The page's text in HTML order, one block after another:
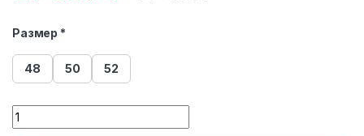
Размер *
48 50 52
Пуховик с наполнителем пух перо 1066 2416 quantity